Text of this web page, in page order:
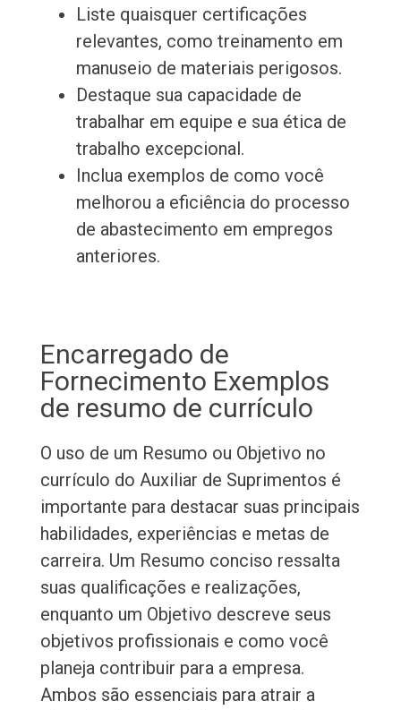
Liste quaisquer certificações
relevantes, como treinamento em
manuseio de materiais perigosos.
Destaque sua capacidade de
trabalhar em equipe e sua ética de
trabalho excepcional.
Inclua exemplos de como você
melhorou a eficiência do processo
de abastecimento em empregos
anteriores.
Encarregado de
Fornecimento Exemplos
de resumo de currículo
O uso de um Resumo ou Objetivo no
currículo do Auxiliar de Suprimentos é
importante para destacar suas principais
habilidades, experiências e metas de
carreira. Um Resumo conciso ressalta
suas qualificações e realizações,
enquanto um Objetivo descreve seus
objetivos profissionais e como você
planeja contribuir para a empresa.
Ambos são essenciais para atrair a